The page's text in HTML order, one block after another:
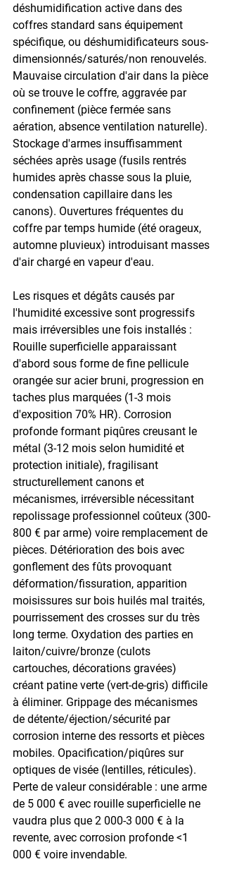
déshumidification active dans des
coffres standard sans équipement
spécifique, ou déshumidificateurs sous-
dimensionnés/saturés/non renouvelés.
Mauvaise circulation d'air dans la pièce
où se trouve le coffre, aggravée par
confinement (pièce fermée sans
aération, absence ventilation naturelle).
Stockage d'armes insuffisamment
séchées après usage (fusils rentrés
humides après chasse sous la pluie,
condensation capillaire dans les
canons). Ouvertures fréquentes du
coffre par temps humide (été orageux,
automne pluvieux) introduisant masses
d'air chargé en vapeur d'eau.
Les risques et dégâts causés par
l'humidité excessive sont progressifs
mais irréversibles une fois installés :
Rouille superficielle apparaissant
d'abord sous forme de fine pellicule
orangée sur acier bruni, progression en
taches plus marquées (1-3 mois
d'exposition 70% HR). Corrosion
profonde formant piqûres creusant le
métal (3-12 mois selon humidité et
protection initiale), fragilisant
structurellement canons et
mécanismes, irréversible nécessitant
repolissage professionnel coûteux (300-
800 € par arme) voire remplacement de
pièces. Détérioration des bois avec
gonflement des fûts provoquant
déformation/fissuration, apparition
moisissures sur bois huilés mal traités,
pourrissement des crosses sur du très
long terme. Oxydation des parties en
laiton/cuivre/bronze (culots
cartouches, décorations gravées)
créant patine verte (vert-de-gris) difficile
à éliminer. Grippage des mécanismes
de détente/éjection/sécurité par
corrosion interne des ressorts et pièces
mobiles. Opacification/piqûres sur
optiques de visée (lentilles, réticules).
Perte de valeur considérable : une arme
de 5 000 € avec rouille superficielle ne
vaudra plus que 2 000-3 000 € à la
revente, avec corrosion profonde <1
000 € voire invendable.